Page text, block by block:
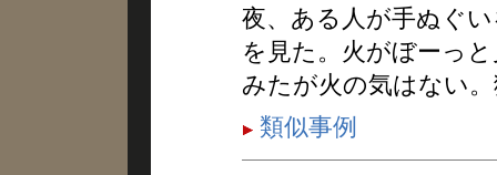
夜、ある人が手ぬぐ
を見た。火がぼーっ
みたが火の気はない
類似事例